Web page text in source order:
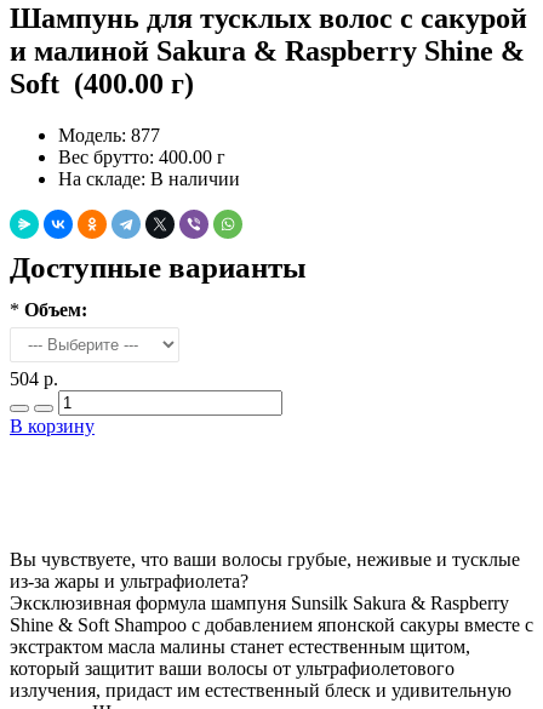
Шампунь для тусклых волос с сакурой
и малиной Sakura & Raspberry Shine &
Soft (400.00 г)
Модель: 877
Вес брутто: 400.00 г
На складе: В наличии
Доступные варианты
* Объем:
504 р.
В корзину
Вы чувствуете, что ваши волосы грубые, неживые и тусклые
из-за жары и ультрафиолета?
Эксклюзивная формула шампуня Sunsilk Sakura & Raspberry
Shine & Soft Shampoo с добавлением японской сакуры вместе с
экстрактом масла малины станет естественным щитом,
который защитит ваши волосы от ультрафиолетового
излучения, придаст им естественный блеск и удивительную